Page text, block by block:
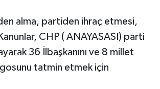
alma, partiden ihraç etmesi,
CHP ( ANAYASASI) parti
36 İlbaşkanını ve 8 millet
tatmin etmek için